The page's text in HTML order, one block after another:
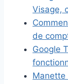
Visage,
de
Google
Manette